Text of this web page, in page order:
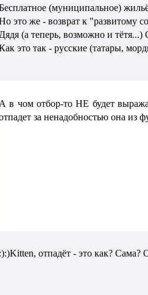
(муниципальное)
это же - возврат к "развитому
Дядя (а теперь, возможно и тётя...)
это так - русские (татары,
А в чом отбор-то НЕ будет
за ненадобностью она из
:):)Kitten, отпадёт - это как?